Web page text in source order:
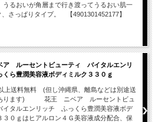
うるおいが角層まで行き渡ってうるおい肌一
さっぱりタイプ。 【4901301452177】
ルーセントビューティ バイタルエンリ
ら豊潤美容液ボディミルク３３０ｇ
上送料無料 (但し沖縄県、離島などは別途送
ります) 花王 ニベア ルーセントビュ
タルエンリッチ ふっくら豊潤美容液ボデ
３０ｇはヒアルロン４Ｇ美容液成分配合、保